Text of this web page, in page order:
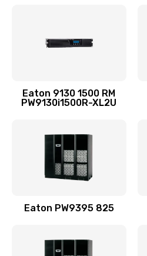
Eaton 9130 1500 RM
PW9130i1500R-XL2U
Eaton PW9395 825